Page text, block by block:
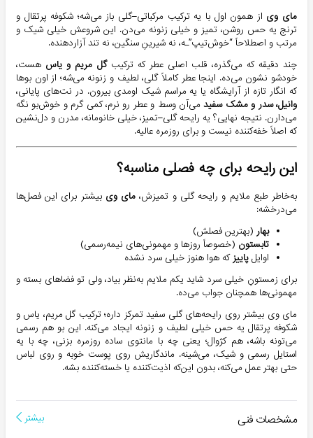
مای وی از همون اول با یه ترکیب مرکباتی–گلی باز می‌شه؛ شکوفه پرتقال و
ترنج یه حس روشن، تمیز و خیلی زنونه می‌دن. این شروعش خیلی شیک و
مرتب و اصطلاحاً “خوش‌تیپ”ـه، نه شیرین‌ِ سنگین، نه تند آزاردهنده.
چند دقیقه که می‌گذره، قلب اصلی عطر که ترکیبگل مریم و یاس هست،
خودشو نشون می‌ده. اینجا عطر کاملاً گلی، لطیف و زنونه می‌شه؛ از اون بوها
که انگار تازه از آرایشگاه یا یه مراسم شیک اومدی بیرون. در نت‌های پایانی،
وانیل، سدر و مشک سفیدمی‌آن وسط و عطر رو نرم، کمی گرم و خوش‌بو نگه
می‌دارن. نتیجه نهایی؟ یه رایحه گلی–تمیز، خیلی خانومانه، مدرن و دل‌نشین
که اصلاً خفه‌کننده نیست و برای روزمره عالیه.
این رایحه برای چه فصلی مناسبه؟
به‌خاطر طبع ملایم و رایحه گلی و تمیزش، مای وی بیشتر برای این فصل‌ها
می‌درخشه:
بهار (بهترین فصلش)
تابستون (خصوصاً روزها و مهمونی‌های نیمه‌رسمی)
اوایل پاییز که هوا هنوز خیلی سرد نشده
برای زمستونِ خیلی سرد شاید یکم ملایم به‌نظر بیاد، ولی تو فضاهای بسته و
مهمونی‌ها همچنان جواب می‌ده.
مای وی بیشتر روی رایحه‌های گلی سفید تمرکز داره؛ ترکیب گل مریم، یاس و
شکوفه پرتقال یه حس خیلی لطیف و زنونه ایجاد می‌کنه. این بو هم رسمی
می‌تونه باشه، هم کژوال؛ یعنی چه با مانتوی ساده روزمره بزنی، چه با یه
استایل رسمی و شیک، می‌شینه. ماندگاریش روی پوست خوبه و روی لباس
حتی بهتر عمل می‌کنه، بدون این‌که اذیت‌کننده یا خسته‌کننده بشه.
مشخصات فنی بیشتر